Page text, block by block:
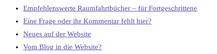
Empfehlenswerte Raumfahrtbücher – für Fortgeschrittene
Eine Frage oder ihr Kommentar fehlt hier?
Neues auf der Website
Vom Blog in die Website?